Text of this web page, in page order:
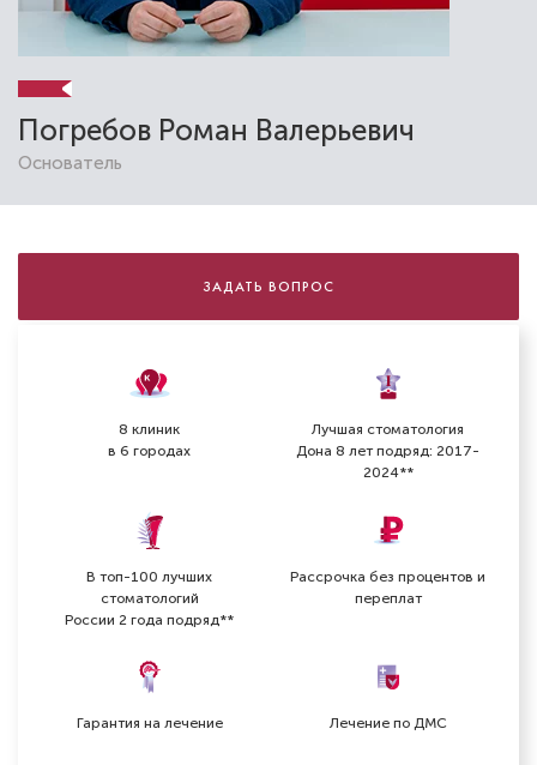
Артемова Светлана Михайловна
Специальность: детская ортодонтия,
Стаж работы: 3 года
Погребов Роман Валерьевич
Основатель
ЗАДАТЬ ВОПРОС
8 клиник
в 6 городах
Лучшая стоматология
Дона 8 лет подряд: 2017-
2024**
В топ-100 лучших
стоматологий
России 2 года подряд**
Рассрочка без процентов и
переплат
Гарантия на лечение Лечение по ДМС